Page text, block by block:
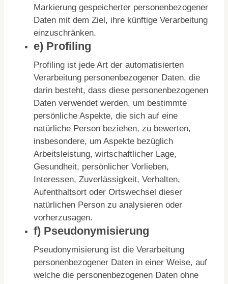
Markierung gespeicherter personenbezogener
Daten mit dem Ziel, ihre künftige Verarbeitung
einzuschränken.
e) Profiling
Profiling ist jede Art der automatisierten
Verarbeitung personenbezogener Daten, die
darin besteht, dass diese personenbezogenen
Daten verwendet werden, um bestimmte
persönliche Aspekte, die sich auf eine
natürliche Person beziehen, zu bewerten,
insbesondere, um Aspekte bezüglich
Arbeitsleistung, wirtschaftlicher Lage,
Gesundheit, persönlicher Vorlieben,
Interessen, Zuverlässigkeit, Verhalten,
Aufenthaltsort oder Ortswechsel dieser
natürlichen Person zu analysieren oder
vorherzusagen.
f) Pseudonymisierung
Pseudonymisierung ist die Verarbeitung
personenbezogener Daten in einer Weise, auf
welche die personenbezogenen Daten ohne